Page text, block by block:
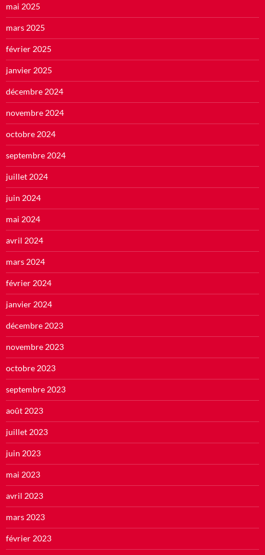
mai 2025
mars 2025
février 2025
janvier 2025
décembre 2024
novembre 2024
octobre 2024
septembre 2024
juillet 2024
juin 2024
mai 2024
avril 2024
mars 2024
février 2024
janvier 2024
décembre 2023
novembre 2023
octobre 2023
septembre 2023
août 2023
juillet 2023
juin 2023
mai 2023
avril 2023
mars 2023
février 2023